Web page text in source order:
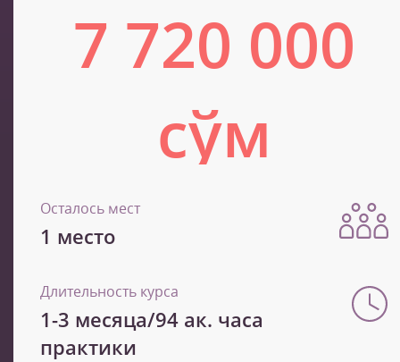
7 720 000
сўм
Осталось мест
1 место
Длительность курса
1-3 месяца/94 ак. часа
практики